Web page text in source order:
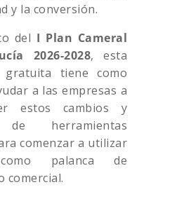
y la conversión.
del I Plan Cameral
2026-2028, esta
gratuita tiene como
a las empresas a
estos cambios y
de herramientas
comenzar a utilizar
palanca de
comercial.